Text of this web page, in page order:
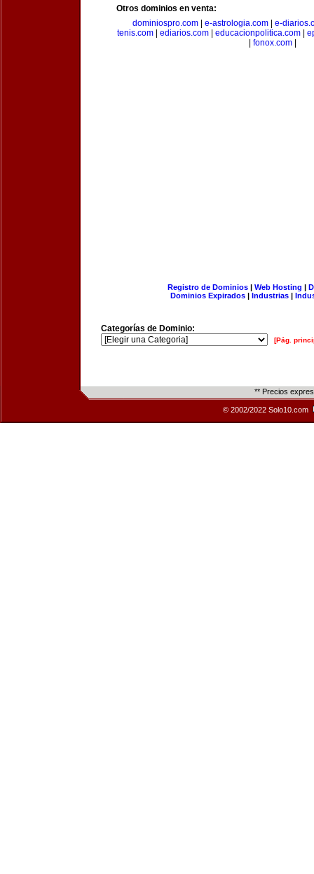
Otros dominios en venta:
dominiospro.com
e-astrologia.com
e-
tenis.com
ediarios.com educacionpolitica.com
fonox.com
Registro de Dominios| Web Hosting |
Dominios Expirados | Industrias |
Categorías de Dominio:
[Pág.
** Precios
© 2002/2022 Solo10.com